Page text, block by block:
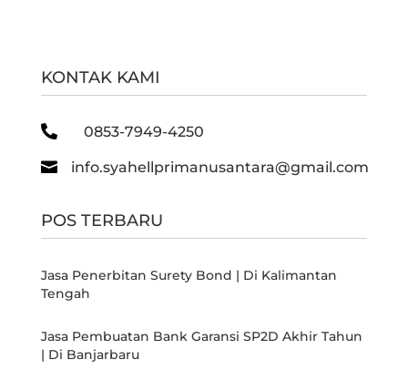
KONTAK KAMI
 0853-7949-4250
 info.syahellprimanusantara@gmail.com
POS TERBARU
Jasa Penerbitan Surety Bond | Di Kalimantan
Tengah
Jasa Pembuatan Bank Garansi SP2D Akhir Tahun
| Di Banjarbaru